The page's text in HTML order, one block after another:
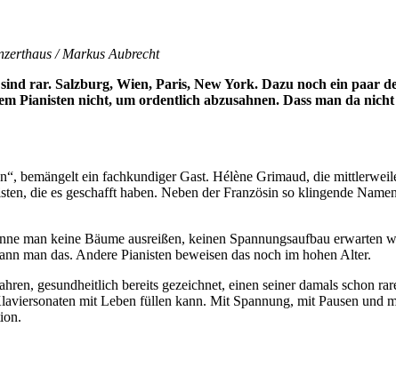
/ Markus Aubrecht
rar. Salzburg, Wien, Paris, New York. Dazu noch ein paar
Pianisten nicht, um ordentlich abzusahnen. Dass man da
bemängelt ein fachkundiger Gast. Hélène Grimaud, die
die es geschafft haben. Neben der Französin so klingende
man keine Bäume ausreißen, keinen Spannungsaufbau
man das. Andere Pianisten beweisen das noch im hohen Alter.
gesundheitlich bereits gezeichnet, einen seiner damals schon
mit Leben füllen kann. Mit Spannung, mit Pausen